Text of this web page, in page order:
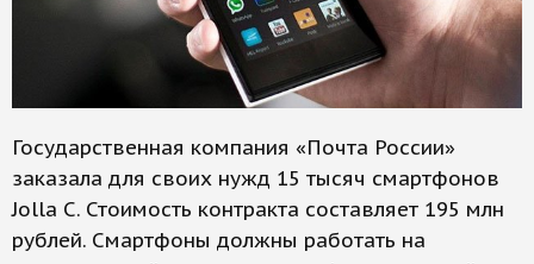
Государственная компания «Почта России»
заказала для своих нужд 15 тысяч смартфонов
Jolla С. Стоимость контракта составляет 195 млн
рублей. Смартфоны должны работать на